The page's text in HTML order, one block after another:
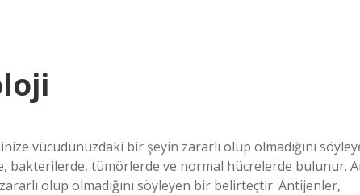
vücudunuzdaki bir şeyin zararlı olup olmadığını
bakterilerde, tümörlerde ve normal hücrelerde bulunur.
olup olmadığını söyleyen bir belirteçtir. Antijenler,